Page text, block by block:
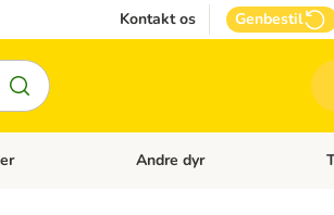
Kontakt os Genbestil
Kattetilbehør Åben kategori menu:
Andre dyr